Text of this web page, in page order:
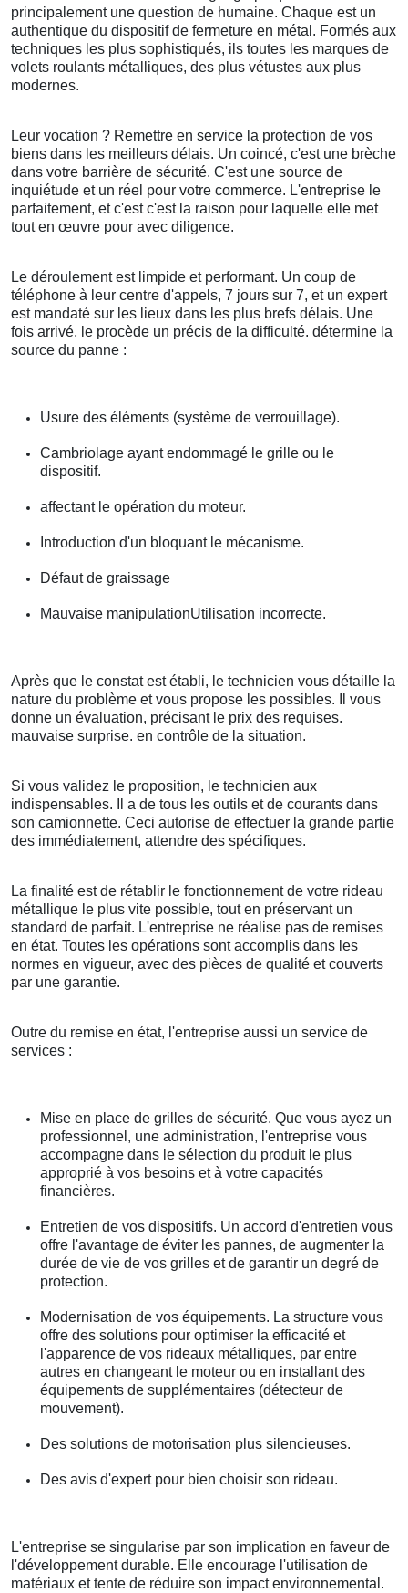
principalement une question de humaine. Chaque est un
authentique du dispositif de fermeture en métal. Formés aux
techniques les plus sophistiqués, ils toutes les marques de
volets roulants métalliques, des plus vétustes aux plus
modernes.
Leur vocation ? Remettre en service la protection de vos
biens dans les meilleurs délais. Un coincé, c'est une brèche
dans votre barrière de sécurité. C'est une source de
inquiétude et un réel pour votre commerce. L'entreprise le
parfaitement, et c'est c'est la raison pour laquelle elle met
tout en œuvre pour avec diligence.
Le déroulement est limpide et performant. Un coup de
téléphone à leur centre d'appels, 7 jours sur 7, et un expert
est mandaté sur les lieux dans les plus brefs délais. Une
fois arrivé, le procède un précis de la difficulté. détermine la
source du panne :
Usure des éléments (système de verrouillage).
Cambriolage ayant endommagé le grille ou le
dispositif.
affectant le opération du moteur.
Introduction d'un bloquant le mécanisme.
Défaut de graissage
Mauvaise manipulationUtilisation incorrecte.
Après que le constat est établi, le technicien vous détaille la
nature du problème et vous propose les possibles. Il vous
donne un évaluation, précisant le prix des requises.
mauvaise surprise. en contrôle de la situation.
Si vous validez le proposition, le technicien aux
indispensables. Il a de tous les outils et de courants dans
son camionnette. Ceci autorise de effectuer la grande partie
des immédiatement, attendre des spécifiques.
La finalité est de rétablir le fonctionnement de votre rideau
métallique le plus vite possible, tout en préservant un
standard de parfait. L'entreprise ne réalise pas de remises
en état. Toutes les opérations sont accomplis dans les
normes en vigueur, avec des pièces de qualité et couverts
par une garantie.
Outre du remise en état, l'entreprise aussi un service de
services :
Mise en place de grilles de sécurité. Que vous ayez un
professionnel, une administration, l'entreprise vous
accompagne dans le sélection du produit le plus
approprié à vos besoins et à votre capacités
financières.
Entretien de vos dispositifs. Un accord d'entretien vous
offre l'avantage de éviter les pannes, de augmenter la
durée de vie de vos grilles et de garantir un degré de
protection.
Modernisation de vos équipements. La structure vous
offre des solutions pour optimiser la efficacité et
l'apparence de vos rideaux métalliques, par entre
autres en changeant le moteur ou en installant des
équipements de supplémentaires (détecteur de
mouvement).
Des solutions de motorisation plus silencieuses.
Des avis d'expert pour bien choisir son rideau.
L'entreprise se singularise par son implication en faveur de
l'développement durable. Elle encourage l'utilisation de
matériaux et tente de réduire son impact environnemental.